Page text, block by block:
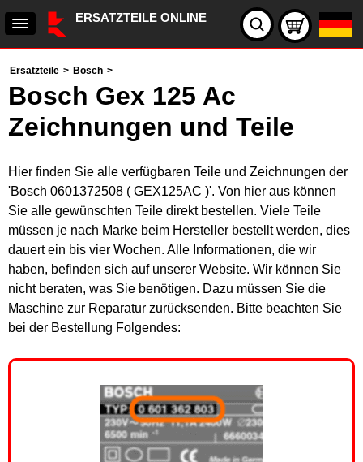
ERSATZTEILE ONLINE
Ersatzteile > Bosch >
Bosch Gex 125 Ac
Zeichnungen und Teile
Hier finden Sie alle verfügbaren Teile und Zeichnungen der
'Bosch 0601372508 ( GEX125AC )'. Von hier aus können
Sie alle gewünschten Teile direkt bestellen. Viele Teile
müssen je nach Marke beim Hersteller bestellt werden, dies
dauert ein bis vier Wochen. Alle Informationen, die wir
haben, befinden sich auf unserer Website. Wir können Sie
nicht beraten, was Sie benötigen. Dazu müssen Sie die
Maschine zur Reparatur zurücksenden. Bitte beachten Sie
bei der Bestellung Folgendes: